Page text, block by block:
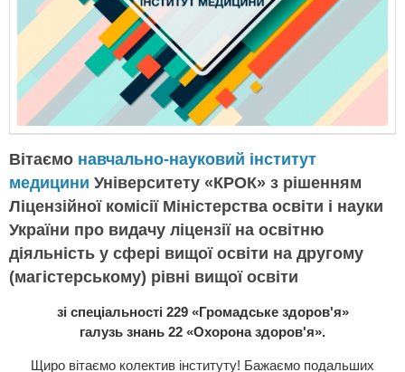
Вітаємо навчально-науковий інститут
медицини Університету «КРОК» з рішенням
Ліцензійної комісії Міністерства освіти і науки
України про видачу ліцензії на освітню
діяльність у сфері вищої освіти на другому
(магістерському) рівні вищої освіти
зі спеціальності 229 «Громадське здоров'я»
галузь знань 22 «Охорона здоров'я».
Щиро вітаємо колектив інституту! Бажаємо подальших